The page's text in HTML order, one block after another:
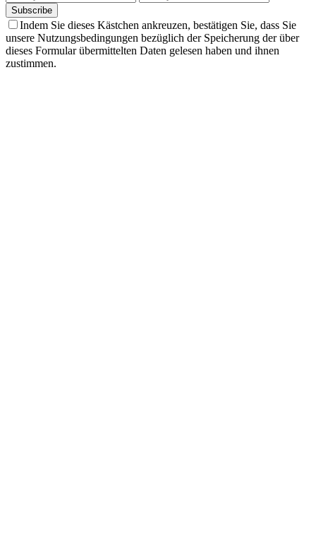
Subscribe
Indem Sie dieses Kästchen ankreuzen, bestätigen Sie, dass Sie
unsere Nutzungsbedingungen bezüglich der Speicherung der über
dieses Formular übermittelten Daten gelesen haben und ihnen
zustimmen.